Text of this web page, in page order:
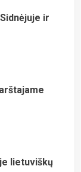
ir
lietuviškų